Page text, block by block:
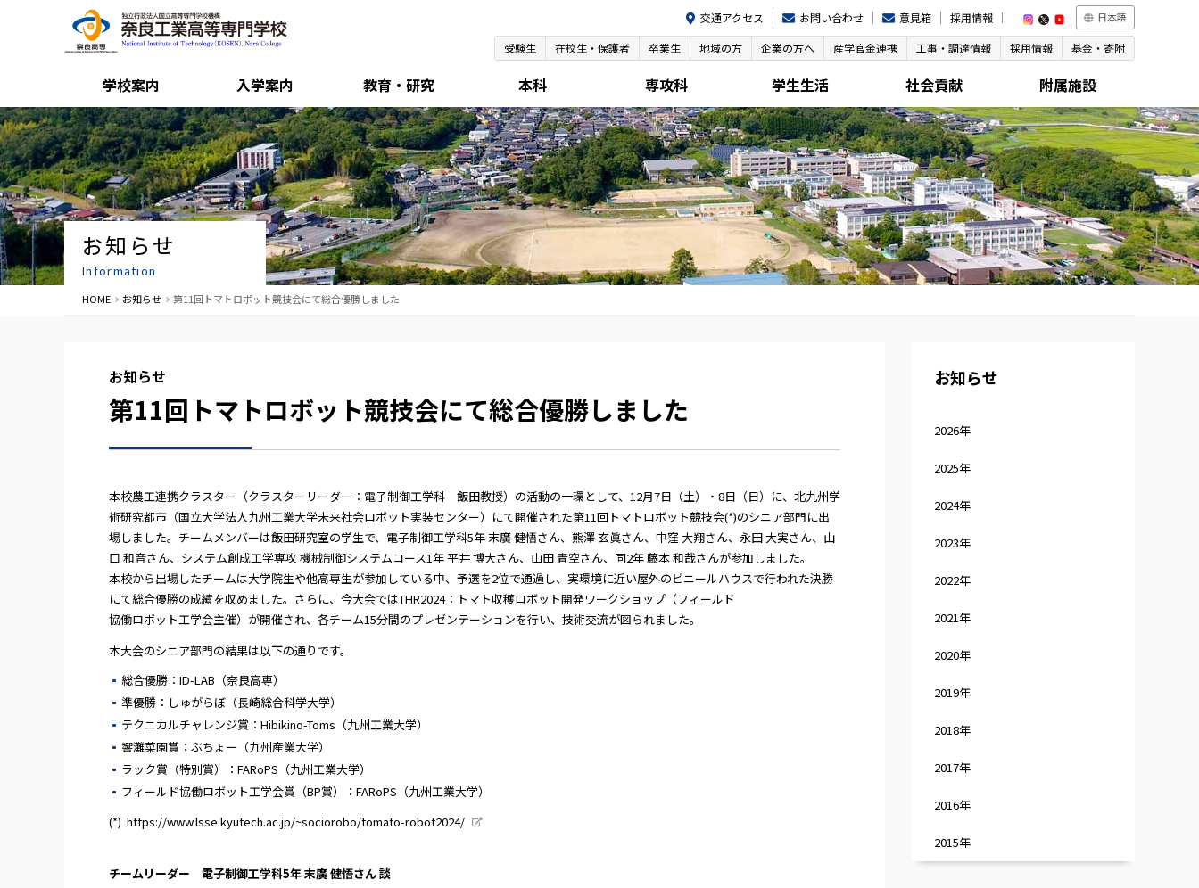
交通アクセス お問い合わせ 意見箱 採用情報 日本語
受験生 在校生・保護者 卒業生 地域の方 企業の方へ 産学官金連携 工事・調達情報 採用情報 基金・寄附
学校案内 入学案内 教育・研究 本科 専攻科 学生生活 社会貢献 附属施設
お知らせ
Information
HOME お知らせ 第11回トマトロボット競技会にて総合優勝しました
お知らせ
第11回トマトロボット競技会にて総合優勝しました
本校農工連携クラスター（クラスターリーダー：電子制御工学科 飯田教授）の活動の一環として、12月7日（土）・8日（日）に、北九州学
術研究都市（国立大学法人九州工業大学未来社会ロボット実装センター）にて開催された第11回トマトロボット競技会(*)のシニア部門に出
場しました。チームメンバーは飯田研究室の学生で、電子制御工学科5年 末廣 健悟さん、熊澤 玄眞さん、中窪 大翔さん、永田 大実さん、山
口 和音さん、システム創成工学専攻 機械制御システムコース1年 平井 博大さん、山田 青空さん、同2年 藤本 和哉さんが参加しました。
本校から出場したチームは大学院生や他高専生が参加している中、予選を2位で通過し、実環境に近い屋外のビニールハウスで行われた決勝
にて総合優勝の成績を収めました。さらに、今大会ではTHR2024：トマト収穫ロボット開発ワークショップ（フィールド
協働ロボット工学会主催）が開催され、各チーム15分間のプレゼンテーションを行い、技術交流が図られました。
本大会のシニア部門の結果は以下の通りです。
総合優勝：ID-LAB（奈良高専）
準優勝：しゅがらぼ（⻑崎総合科学大学）
テクニカルチャレンジ賞：Hibikino-Toms（九州工業大学）
響灘菜園賞：ぶちょー（九州産業大学）
ラック賞（特別賞）：FARoPS（九州工業大学）
フィールド協働ロボット工学会賞（BP賞）：FARoPS（九州工業大学）
(*) https://www.lsse.kyutech.ac.jp/~sociorobo/tomato-robot2024/
チームリーダー 電子制御工学科5年 末廣 健悟さん 談
お知らせ
2026年
2025年
2024年
2023年
2022年
2021年
2020年
2019年
2018年
2017年
2016年
2015年